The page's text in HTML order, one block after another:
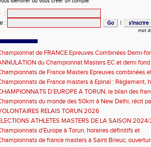
:
: |
mot
de FRANCE Epreuves Combinées Demi-
Marche CHATEAUROUXdu Championnat Masters EC et demi fond
les 27-28 juin
de France Masters Epreuves combinées
long
de France masters à Epinal : Règlement,
montée de barres et minimas médailles
D'EUROPE A TORUN, le bilan des
du monde des 50km à New Delhi, récit
DOUMENC.
RELAIS TORUN 2026
ATHLETES MASTERS DE LA SAISON
vote : athlètes hommes.
d'Europe à Torun, horaires définitifs et
de france masters à Saint Brieuc,